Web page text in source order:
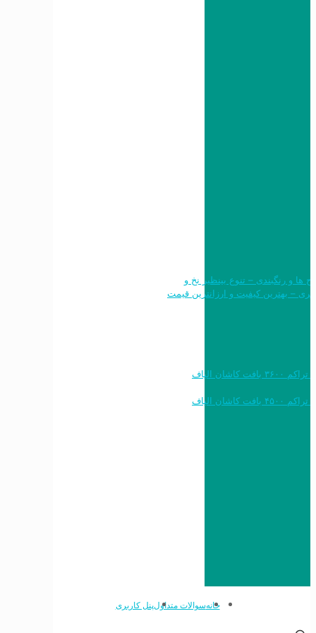
طرح ها و رنگبندی – تنوع بینظیر نخ و
خرید به قیمت فرش ماشینی ۱۲۰۰ شانه تراکم ۳۶۰۰ بافت کاشان الیاف
خرید به قیمت فرش ماشینی ۱۵۰۰ شانه تراکم ۴۵۰۰ بافت کاشان الیاف
خانهسوالات متداولپنل کاربری